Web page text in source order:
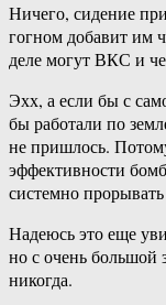
Ничего, сидение
гогном добавит им
деле могут ВКС и
Эхх, а если бы с
бы работали по
не пришлось.
эффективности
системно
Надеюсь это еще
но с очень большой
никогда.